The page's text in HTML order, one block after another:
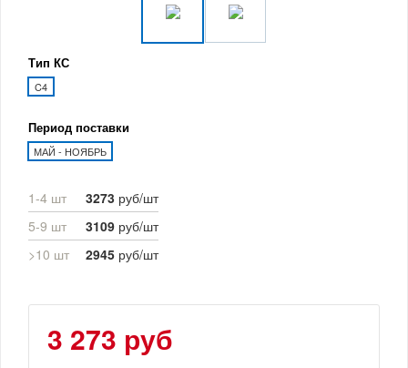
Тип КС
C4
Период поставки
МАЙ - НОЯБРЬ
1-4 шт 3273 руб/шт
5-9 шт
3109 руб/шт
>10 шт
2945 руб/шт
3 273 руб